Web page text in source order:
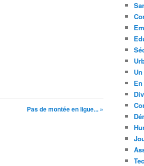
Pas de montée en ligue... »